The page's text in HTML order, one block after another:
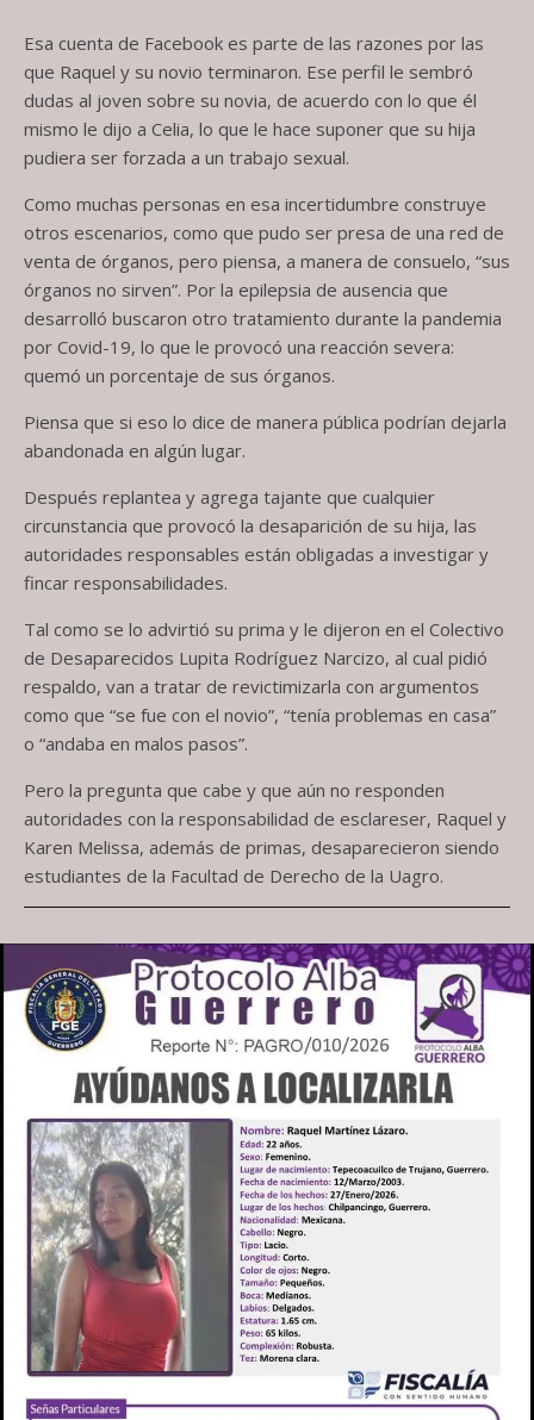
Esa cuenta de Facebook es parte de las razones por las
que Raquel y su novio terminaron. Ese perfil le sembró
dudas al joven sobre su novia, de acuerdo con lo que él
mismo le dijo a Celia, lo que le hace suponer que su hija
pudiera ser forzada a un trabajo sexual.
Como muchas personas en esa incertidumbre construye
otros escenarios, como que pudo ser presa de una red de
venta de órganos, pero piensa, a manera de consuelo, “sus
órganos no sirven”. Por la epilepsia de ausencia que
desarrolló buscaron otro tratamiento durante la pandemia
por Covid-19, lo que le provocó una reacción severa:
quemó un porcentaje de sus órganos.
Piensa que si eso lo dice de manera pública podrían dejarla
abandonada en algún lugar.
Después replantea y agrega tajante que cualquier
circunstancia que provocó la desaparición de su hija, las
autoridades responsables están obligadas a investigar y
fincar responsabilidades.
Tal como se lo advirtió su prima y le dijeron en el Colectivo
de Desaparecidos Lupita Rodríguez Narcizo, al cual pidió
respaldo, van a tratar de revictimizarla con argumentos
como que “se fue con el novio”, “tenía problemas en casa”
o “andaba en malos pasos”.
Pero la pregunta que cabe y que aún no responden
autoridades con la responsabilidad de esclareser, Raquel y
Karen Melissa, además de primas, desaparecieron siendo
estudiantes de la Facultad de Derecho de la Uagro.